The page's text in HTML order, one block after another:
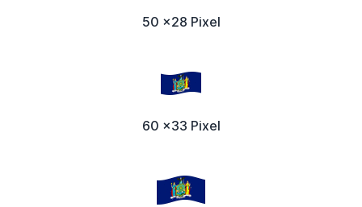
50 x28 Pixel
60 x33 Pixel